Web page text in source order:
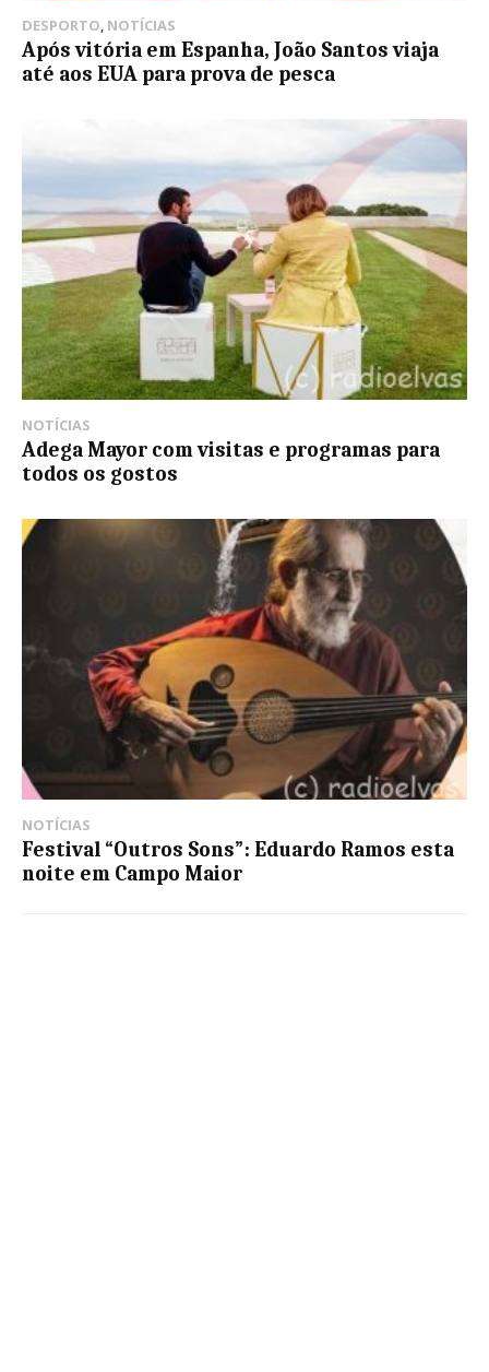
DESPORTO NOTÍCIAS
Após vitória em Espanha, João Santos viaja
até aos EUA para prova de pesca
NOTÍCIAS
Adega Mayor com visitas e programas para
todos os gostos
NOTÍCIAS
Festival “Outros Sons”: Eduardo Ramos esta
noite em Campo Maior